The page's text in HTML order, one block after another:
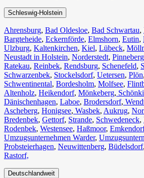
Schleswig-Holstein
Ahrensburg, Bad Oldesloe, Bad Schwartau,
Bargteheide, Eckernförde, Elmshorn, Eutin,
Ulzburg, Kaltenkirchen, Kiel, Lübeck,
Neustadt in Holstein, Norderstedt, Pinneberg
Ratekau, Reinbek, Rendsburg, Schenefeld,
Schwarzenbek, Stockelsdorf, Uetersen, Plön,
Schwentinental, Bordesholm, Molfsee,
Altenholz, Heikendorf, Mönkeberg,
Dänischenhagen, Laboe, Brodersdorf,
Ascheberg, Honigsee, Wasbek, Aukrug,
Bredenbek, Gettorf, Strande, Schwedeneck,
Rodenbek, Westensee, Haßmoor,
Umzugsunternehmen Warder,
Probsteierhagen, Neuwittenberg, Büdelsdorf,
Rastorf,
Deutschlandweit